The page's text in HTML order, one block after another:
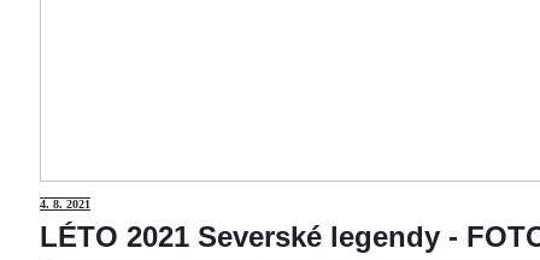
4. 8. 2021
LÉTO 2021 Severské legendy -